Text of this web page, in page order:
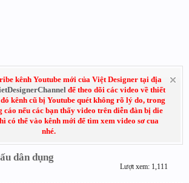
kênh Youtube mới của Việt Designer tại địa
để theo dõi các video về thiết
kênh cũ bị Youtube quét không rõ lý do, trong
cáo nếu các bạn thấy video trên diễn đàn bị die
có thể vào kênh mới để tìm xem video sơ cua
nhé.
dân dụng
Lượt xem: 1,111